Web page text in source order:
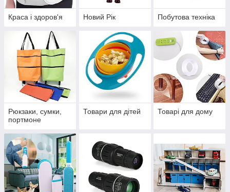
Краса і здоров'я Новий Рік Побутова техніка
Рюкзаки, сумки,
портмоне
Товари для дітей Товарі для дому